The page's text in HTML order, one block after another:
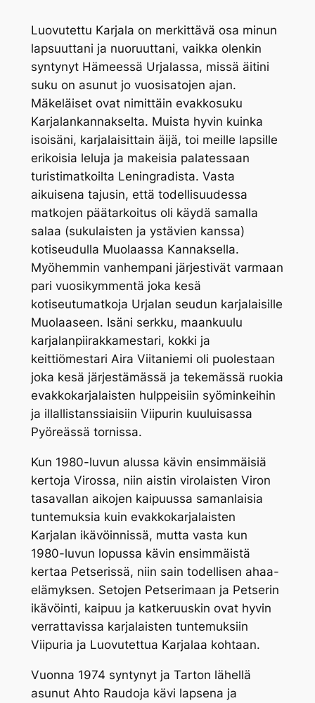
Luovutettu Karjala on merkittävä osa minun
lapsuuttani ja nuoruuttani, vaikka olenkin
syntynyt Hämeessä Urjalassa, missä äitini
suku on asunut jo vuosisatojen ajan.
Mäkeläiset ovat nimittäin evakkosuku
Karjalankannakselta. Muista hyvin kuinka
isoisäni, karjalaisittain äijä, toi meille lapsille
erikoisia leluja ja makeisia palatessaan
turistimatkoilta Leningradista. Vasta
aikuisena tajusin, että todellisuudessa
matkojen päätarkoitus oli käydä samalla
salaa (sukulaisten ja ystävien kanssa)
kotiseudulla Muolaassa Kannaksella.
Myöhemmin vanhempani järjestivät varmaan
pari vuosikymmentä joka kesä
kotiseutumatkoja Urjalan seudun karjalaisille
Muolaaseen. Isäni serkku, maankuulu
karjalanpiirakkamestari, kokki ja
keittiömestari Aira Viitaniemi oli puolestaan
joka kesä järjestämässä ja tekemässä ruokia
evakkokarjalaisten hulppeisiin syöminkeihin
ja illallistanssiaisiin Viipurin kuuluisassa
Pyöreässä tornissa.
Kun 1980-luvun alussa kävin ensimmäisiä
kertoja Virossa, niin aistin virolaisten Viron
tasavallan aikojen kaipuussa samanlaisia
tuntemuksia kuin evakkokarjalaisten
Karjalan ikävöinnissä, mutta vasta kun
1980-luvun lopussa kävin ensimmäistä
kertaa Petserissä, niin sain todellisen ahaa-
elämyksen. Setojen Petserimaan ja Petserin
ikävöinti, kaipuu ja katkeruuskin ovat hyvin
verrattavissa karjalaisten tuntemuksiin
Viipuria ja Luovutettua Karjalaa kohtaan.
Vuonna 1974 syntynyt ja Tarton lähellä
asunut Ahto Raudoja kävi lapsena ja